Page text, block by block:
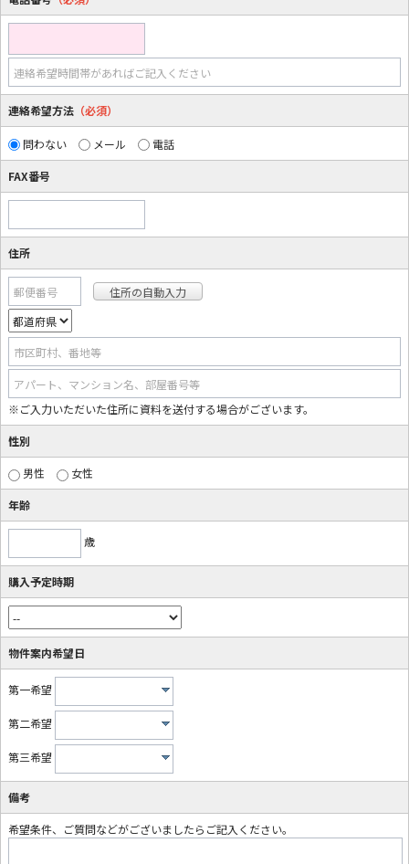
連絡希望時間帯があればご記入ください
連絡希望方法 （必須）
問わない メール 電話
FAX番号
住所
郵便番号
市区町村、番地等
アパート、マンション名、部屋番号等
※ご入力いただいた住所に資料を送付する場合がございます。
性別
男性 女性
年齢
歳
購入予定時期
物件案内希望日
第一希望
第二希望
第三希望
備考
希望条件、ご質問などがございましたらご記入ください。